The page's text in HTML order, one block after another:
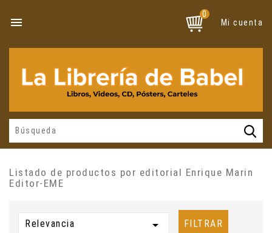
 Mi cuenta
0
Listado de productos por editorial Enrique Marin
Editor-EME
Relevancia  FILTRAR